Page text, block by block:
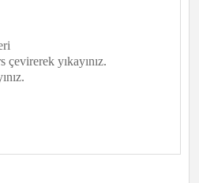
çevirerek yıkayınız.